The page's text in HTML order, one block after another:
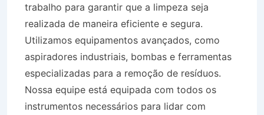
trabalho para garantir que a limpeza seja
realizada de maneira eficiente e segura.
Utilizamos equipamentos avançados, como
aspiradores industriais, bombas e ferramentas
especializadas para a remoção de resíduos.
Nossa equipe está equipada com todos os
instrumentos necessários para lidar com